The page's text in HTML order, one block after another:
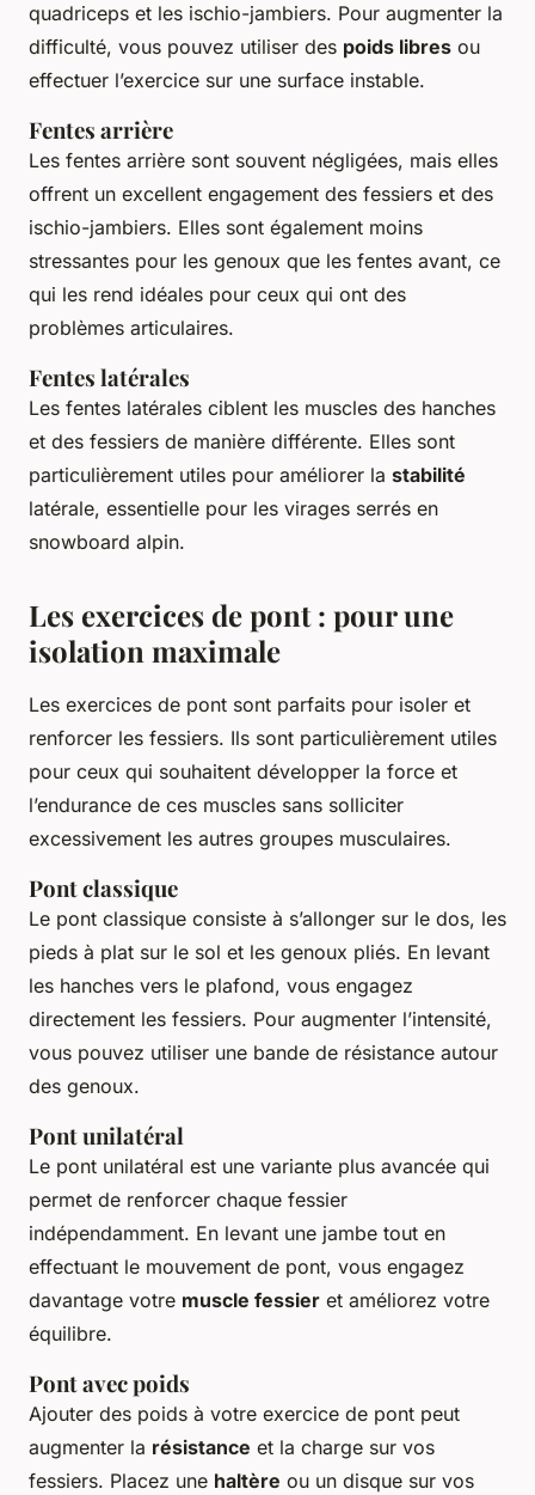
quadriceps et les ischio-jambiers. Pour augmenter la
difficulté, vous pouvez utiliser des poids libres ou
effectuer l’exercice sur une surface instable.
Fentes arrière
Les fentes arrière sont souvent négligées, mais elles
offrent un excellent engagement des fessiers et des
ischio-jambiers. Elles sont également moins
stressantes pour les genoux que les fentes avant, ce
qui les rend idéales pour ceux qui ont des
problèmes articulaires.
Fentes latérales
Les fentes latérales ciblent les muscles des hanches
et des fessiers de manière différente. Elles sont
particulièrement utiles pour améliorer la stabilité
latérale, essentielle pour les virages serrés en
snowboard alpin.
Les exercices de pont : pour une
isolation maximale
Les exercices de pont sont parfaits pour isoler et
renforcer les fessiers. Ils sont particulièrement utiles
pour ceux qui souhaitent développer la force et
l’endurance de ces muscles sans solliciter
excessivement les autres groupes musculaires.
Pont classique
Le pont classique consiste à s’allonger sur le dos, les
pieds à plat sur le sol et les genoux pliés. En levant
les hanches vers le plafond, vous engagez
directement les fessiers. Pour augmenter l’intensité,
vous pouvez utiliser une bande de résistance autour
des genoux.
Pont unilatéral
Le pont unilatéral est une variante plus avancée qui
permet de renforcer chaque fessier
indépendamment. En levant une jambe tout en
effectuant le mouvement de pont, vous engagez
davantage votre muscle fessier et améliorez votre
équilibre.
Pont avec poids
Ajouter des poids à votre exercice de pont peut
augmenter la résistance et la charge sur vos
fessiers. Placez une haltère ou un disque sur vos